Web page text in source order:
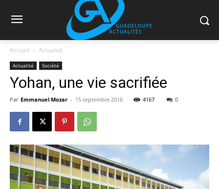
Accueil Actualité
Actualité Société
Yohan, une vie sacrifiée
Par Emmanuel Mozar - 15 septembre 2016 4167 0